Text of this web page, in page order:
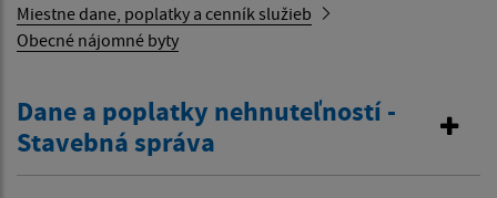
Miestne dane, poplatky a cenník služieb
Obecné nájomné byty
Dane a poplatky nehnuteľností -
Stavebná správa